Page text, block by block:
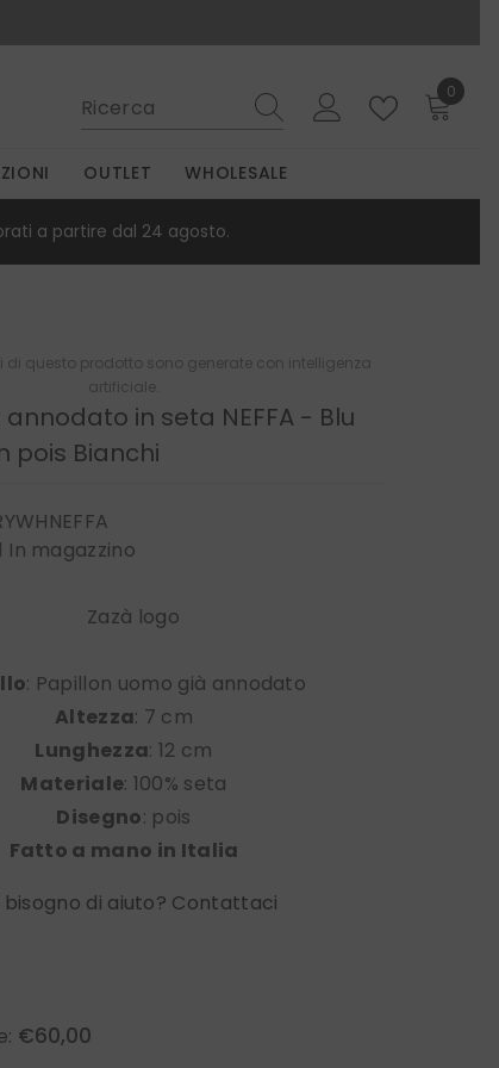
0
0
OUTLET WHOLESALE
a partire dal 24 agosto.
questo prodotto sono generate con intelligenza
artificiale.
in seta NEFFA - Blu
pois Bianchi
In magazzino
: Papillon uomo già annodato
Altezza: 7 cm
Lunghezza: 12 cm
Materiale: 100% seta
Disegno: pois
Fatto a mano in Italia
bisogno di aiuto? Contattaci
€60,00